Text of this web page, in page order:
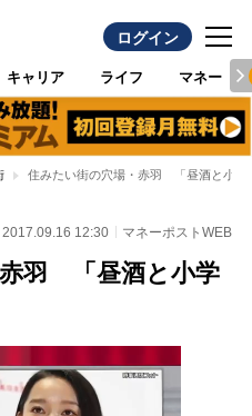
ログイン
キャリア ライフ マネー
住みたい街の穴場・赤羽 「昼酒と小学
2017.09.16 12:30 マネーポストWEB
羽 「昼酒と小学